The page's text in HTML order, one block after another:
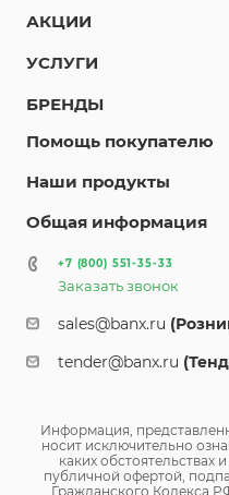
АКЦИИ
УСЛУГИ
БРЕНДЫ
Помощь покупателю
Наши продукты
Общая информация
+7 (800) 551-35-33
Заказать звонок
sales@banx.ru
tender@banx.ru
Информация,
носит исключительно
каких обстоятельствах
публичной офертой,
Гражданского Кодекса